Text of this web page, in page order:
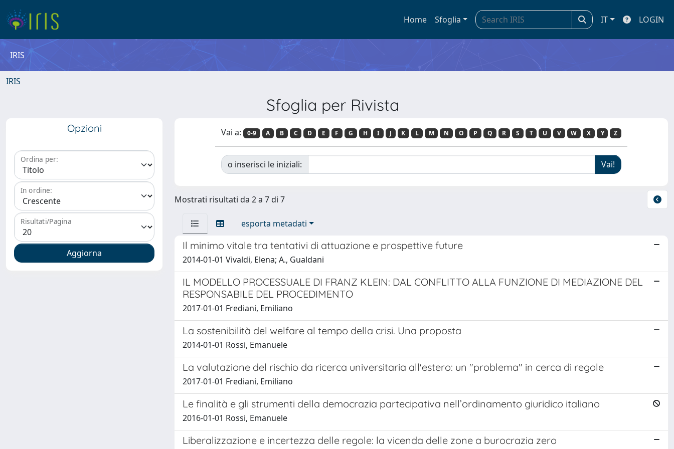
Home Sfoglia IT LOGIN
IRIS
IRIS
Sfoglia per Rivista
Opzioni
Ordina per:
In ordine:
Risultati/Pagina
Vai a: 0-9 A B C D E F G H I J K L M N O P Q R S T U V W X Y Z
o inserisci le iniziali:
Mostrati risultati da 2 a 7 di 7
esporta metadati
Il minimo vitale tra tentativi di attuazione e prospettive future
2014-01-01 Vivaldi, Elena; A., Gualdani
IL MODELLO PROCESSUALE DI FRANZ KLEIN: DAL CONFLITTO ALLA FUNZIONE DI MEDIAZIONE DEL
RESPONSABILE DEL PROCEDIMENTO
2017-01-01 Frediani, Emiliano
La sostenibilità del welfare al tempo della crisi. Una proposta
2014-01-01 Rossi, Emanuele
La valutazione del rischio da ricerca universitaria all'estero: un "problema" in cerca di regole
2017-01-01 Frediani, Emiliano
Le finalità e gli strumenti della democrazia partecipativa nell’ordinamento giuridico italiano
2016-01-01 Rossi, Emanuele
Liberalizzazione e incertezza delle regole: la vicenda delle zone a burocrazia zero